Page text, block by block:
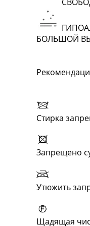
БОЛЬШОЙ
Стирка
Запрещено
Утюжить
Щадящая